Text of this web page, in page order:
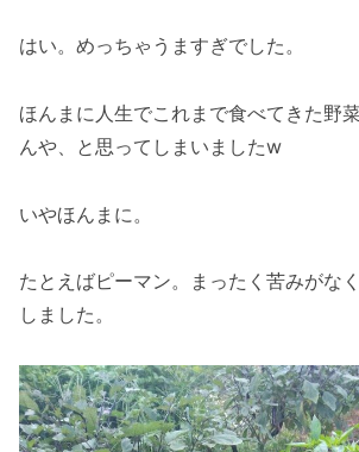
はい。めっちゃうますぎでした。
ほんまに人生でこれまで食べてきた野
んや、と思ってしまいましたw
いやほんまに。
たとえばピーマン。まったく苦みがな
しました。